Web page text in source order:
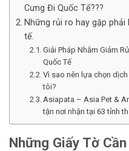
Cưng Đi Quốc Tế???
Những rủi ro hay gặp
tế.
Giải Pháp Nhằm Giảm
Quốc Tế
Vì sao nên lựa chọn
tôi?
Asiapata – Asia Pet &
tận nơi nhận tại 63 tỉnh
Những Giấy Tờ